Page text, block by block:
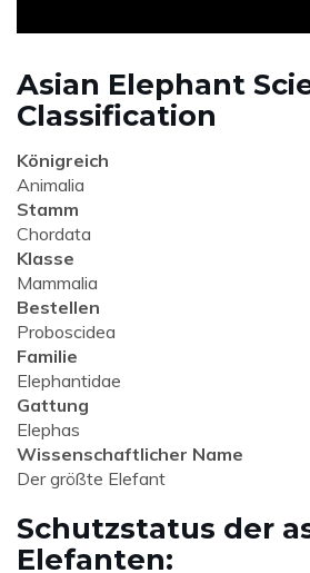
Asian Elephant
Classification
Königreich
Animalia
Stamm
Chordata
Klasse
Mammalia
Bestellen
Proboscidea
Familie
Elephantidae
Gattung
Elephas
Wissenschaftlicher Name
Der größte Elefant
Schutzstatus der
Elefanten: